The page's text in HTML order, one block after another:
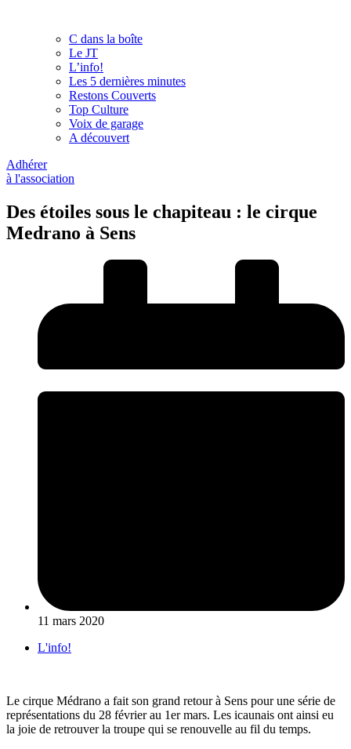
C dans la boîte
Le JT
L’info!
Les 5 dernières minutes
Restons Couverts
Top Culture
Voix de garage
A découvert
Adhérer
à l'association
Des étoiles sous le chapiteau : le cirque
Medrano à Sens
11 mars 2020
L'info!
Le cirque Médrano a fait son grand retour à Sens pour une série de
représentations du 28 février au 1er mars. Les icaunais ont ainsi eu
la joie de retrouver la troupe qui se renouvelle au fil du temps.